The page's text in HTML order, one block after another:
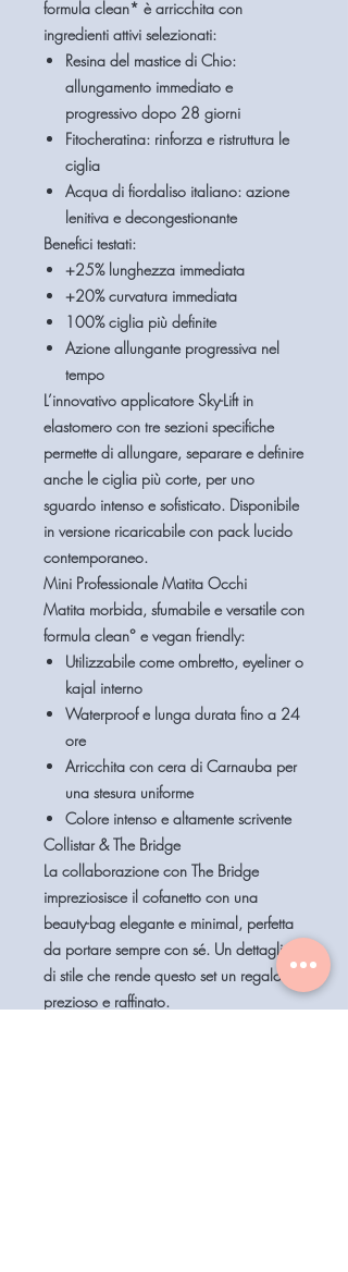
formula clean* è arricchita con
ingredienti attivi selezionati:
Resina del mastice di Chio:
allungamento immediato e
progressivo dopo 28 giorni
Fitocheratina: rinforza e ristruttura le
ciglia
Acqua di fiordaliso italiano: azione
lenitiva e decongestionante
Benefici testati:
+25% lunghezza immediata
+20% curvatura immediata
100% ciglia più definite
Azione allungante progressiva nel
tempo
L’innovativo applicatore Sky-Lift in
elastomero con tre sezioni specifiche
permette di allungare, separare e definire
anche le ciglia più corte, per uno
sguardo intenso e sofisticato. Disponibile
in versione ricaricabile con pack lucido
contemporaneo.
Mini Professionale Matita Occhi
Matita morbida, sfumabile e versatile con
formula clean° e vegan friendly:
Utilizzabile come ombretto, eyeliner o
kajal interno
Waterproof e lunga durata fino a 24
ore
Arricchita con cera di Carnauba per
una stesura uniforme
Colore intenso e altamente scrivente
Collistar & The Bridge
La collaborazione con The Bridge
impreziosisce il cofanetto con una
beauty-bag elegante e minimal, perfetta
da portare sempre con sé. Un dettaglio
di stile che rende questo set un regalo
prezioso e raffinato.